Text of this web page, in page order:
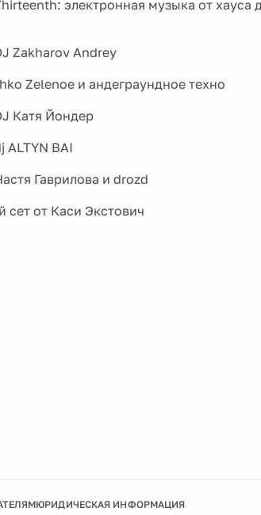
электронная музыка от хауса
Zakharov Andrey
Zelenoe и андеграундное техно
Катя Йондер
ALTYN BAI
Гаврилова и drozd
сет от Каси Экстович
ЮРИДИЧЕСКАЯ ИНФОРМАЦИЯ